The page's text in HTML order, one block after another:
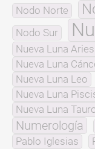
Nodo Norte
Nodo Sur
Nueva Luna Aries
Nueva Luna
Nueva Luna Leo
Nueva Luna
Nueva Luna
Numerología
Pablo Iglesias